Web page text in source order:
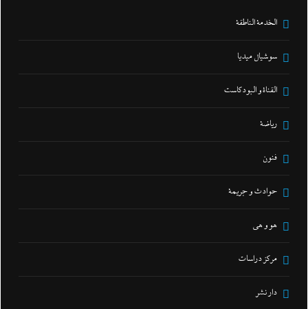
الخدمة الناطقة
سوشيال ميديا
القناة و البودكاست
رياضة
فنون
حوادث و جريمة
هو و هي
مركز دراسات
دار نشر